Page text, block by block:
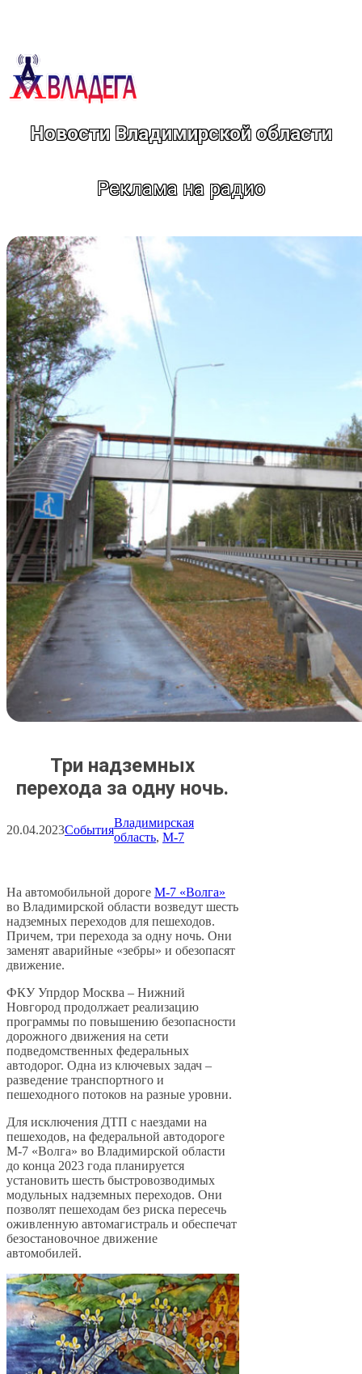
Новости Владимирской области
Реклама на радио
Три надземных
перехода за одну ночь.
20.04.2023События
Владимирская
область, М-7
На автомобильной дороге М-7 «Волга»
во Владимирской области возведут шесть
надземных переходов для пешеходов.
Причем, три перехода за одну ночь. Они
заменят аварийные «зебры» и обезопасят
движение.
ФКУ Упрдор Москва – Нижний
Новгород продолжает реализацию
программы по повышению безопасности
дорожного движения на сети
подведомственных федеральных
автодорог. Одна из ключевых задач –
разведение транспортного и
пешеходного потоков на разные уровни.
Для исключения ДТП с наездами на
пешеходов, на федеральной автодороге
М-7 «Волга» во Владимирской области
до конца 2023 года планируется
установить шесть быстровозводимых
модульных надземных переходов. Они
позволят пешеходам без риска пересечь
оживленную автомагистраль и обеспечат
безостановочное движение
автомобилей.